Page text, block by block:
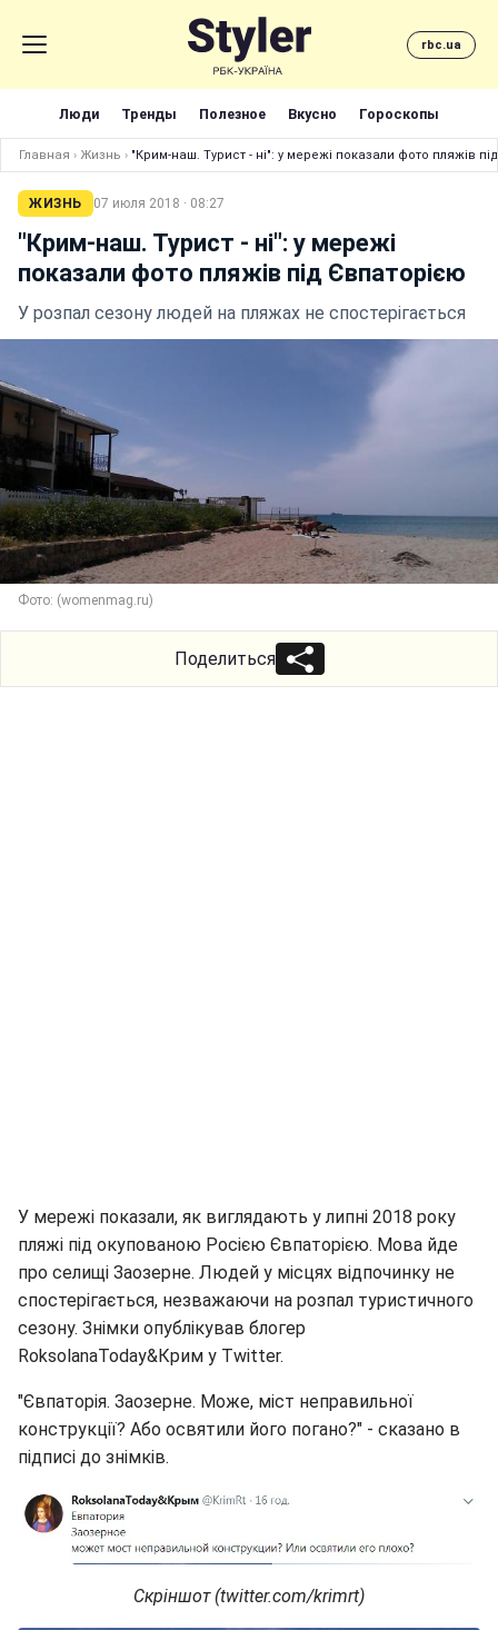
rbc.ua
Люди Тренды Полезное Вкусно Гороскопы
Главная › Жизнь › "Крим-наш. Турист - ні": у мережі показали фото пляжів
ЖИЗНЬ 07 июля 2018 · 08:27
"Крим-наш. Турист - ні": у мережі
показали фото пляжів під Євпаторією
У розпал сезону людей на пляжах не спостерігається
Фото: (womenmag.ru)
Поделиться
У мережі показали, як виглядають у липні 2018 року
пляжі під окупованою Росією Євпаторією. Мова йде
про селищі Заозерне. Людей у місцях відпочинку не
спостерігається, незважаючи на розпал туристичного
сезону. Знімки опублікував блогер
RoksolanaToday&Крим у Twitter.
"Євпаторія. Заозерне. Може, міст неправильної
конструкції? Або освятили його погано?" - сказано в
підписі до знімків.
Скріншот (twitter.com/krimrt)